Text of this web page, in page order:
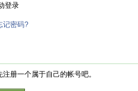
登录
记密码?
册一个属于自己的帐号吧。